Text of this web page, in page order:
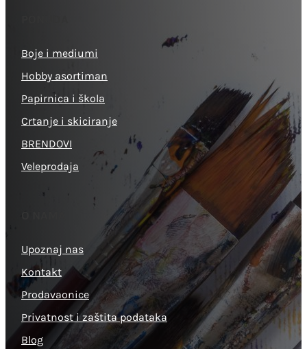
Boje i mediumi
Hobby asortiman
Papirnica i škola
Crtanje i skiciranje
BRENDOVI
Veleprodaja
Upoznaj nas
Kontakt
Prodavaonice
Privatnost i zaštita podataka
Blog